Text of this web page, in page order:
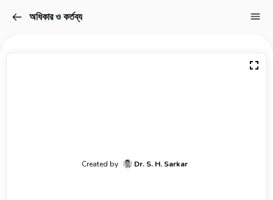
অধিকার ও কর্তব্য
Created by Dr. S. H. Sarkar